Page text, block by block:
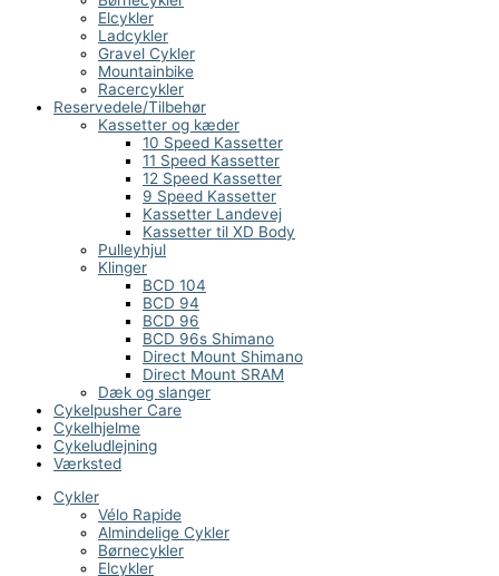
Elcykler
Ladcykler
Gravel Cykler
Mountainbike
Racercykler
Reservedele/Tilbehør
Kassetter og kæder
10 Speed Kassetter
11 Speed Kassetter
12 Speed Kassetter
9 Speed Kassetter
Kassetter Landevej
Kassetter til XD Body
Pulleyhjul
Klinger
BCD 104
BCD 94
BCD 96
BCD 96s Shimano
Direct Mount Shimano
Direct Mount SRAM
Dæk og slanger
Cykelpusher Care
Cykelhjelme
Cykeludlejning
Værksted
Cykler
Vélo Rapide
Almindelige Cykler
Børnecykler
Elcykler